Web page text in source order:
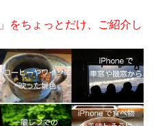
をちょっとだけ、ご紹介し